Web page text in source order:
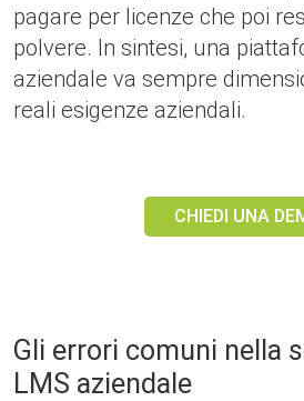
pagare per licenze che poi
polvere. In sintesi, una
aziendale va sempre
reali esigenze aziendali.
CHIEDI UNA
Gli errori comuni nella
LMS aziendale